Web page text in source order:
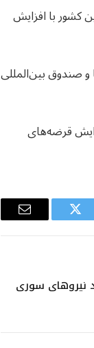
دولتی این کشور با افزایش
و صندوق بین‌المللی
قرضه‌های
Twitter
Email
نیروهای سوری